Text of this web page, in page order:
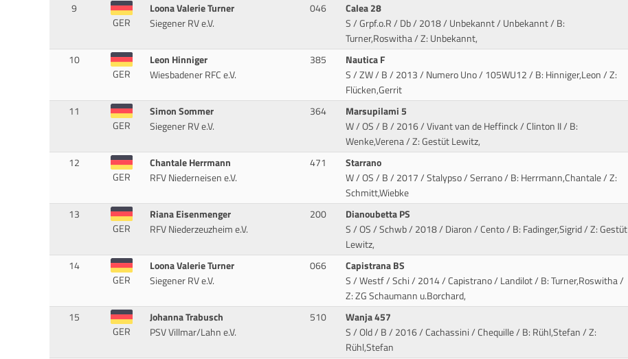
9
GER
Loona Valerie Turner
Siegener RV e.V.
046
Calea 28
S / Grpf.o.R / Db / 2018 / Unbekannt / Unbekannt/ B:
Turner,Roswitha / Z: Unbekannt,
10
GER
Leon Hinniger
Wiesbadener RFC e.V.
385
Nautica F
S / ZW / B / 2013 / Numero Uno/ 105WU12 / B: Hinniger,Leon / Z:
Flücken,Gerrit
11
GER
Simon Sommer
Siegener RV e.V.
364
Marsupilami 5
W / OS / B / 2016 / Vivant van de Heffinck / Clinton II/ B:
Wenke,Verena / Z: Gestüt Lewitz,
12
GER
Chantale Herrmann
RFV Niederneisen e.V.
471
Starrano
W / OS / B / 2017 / Stalypso / Serrano/ B: Herrmann,Chantale / Z:
Schmitt,Wiebke
13
GER
Riana Eisenmenger
RFV Niederzeuzheim e.V.
200
Dianoubetta PS
S / OS / Schwb / 2018 / Diaron / Cento/ B: Fadinger,Sigrid / Z: Gestüt
Lewitz,
14
GER
Loona Valerie Turner
Siegener RV e.V.
066
Capistrana BS
S / Westf / Schi / 2014 / Capistrano / Landilot/ B: Turner,Roswitha /
Z: ZG Schaumann u.Borchard,
15
GER
Johanna Trabusch
PSV Villmar/Lahn e.V.
510
Wanja 457
S / Old / B / 2016 / Cachassini / Chequille/ B: Rühl,Stefan / Z:
Rühl,Stefan